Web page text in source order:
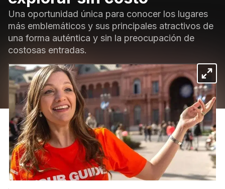
Una oportunidad única para conocer los lugares
más emblemáticos y sus principales atractivos de
una forma auténtica y sin la preocupación de
costosas entradas.